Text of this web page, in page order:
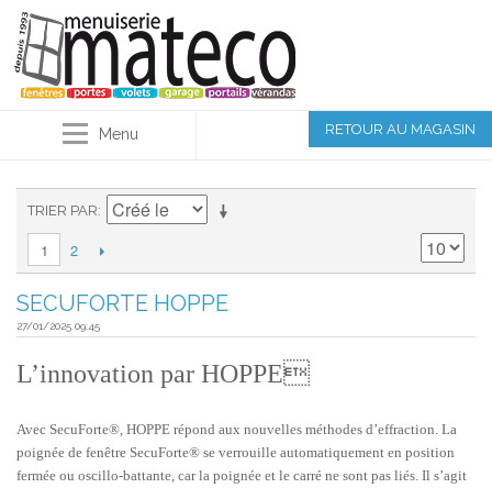
Menu RETOUR AU MAGASIN
TRIER PAR
1 2
SECUFORTE HOPPE
27/01/2025 09:45
L’innovation par HOPPE
Avec SecuForte®, HOPPE répond aux nouvelles méthodes d’effraction. La
poignée de fenêtre SecuForte® se verrouille automatiquement en position
fermée ou oscillo-battante, car la poignée et le carré ne sont pas liés. Il s’agit